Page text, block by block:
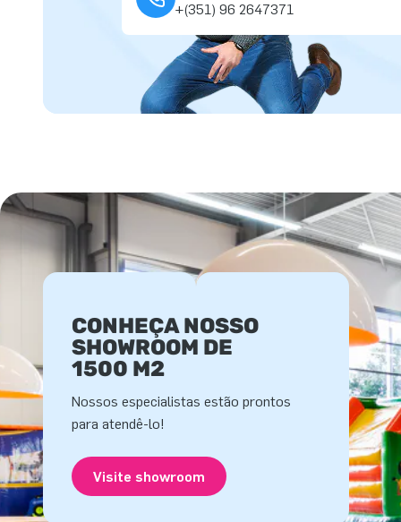
+(351) 96 2647371
CONHEÇA NOSSO
SHOWROOM DE
1500 M2
Nossos especialistas estão prontos
para atendê-lo!
Visite showroom